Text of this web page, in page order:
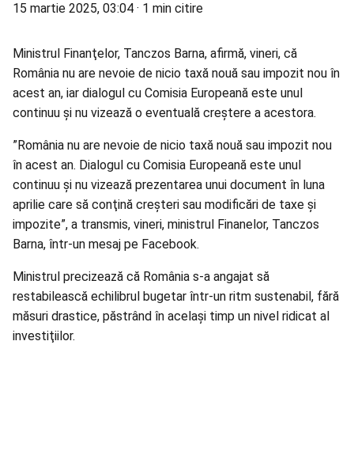
15 martie 2025, 03:04 · 1 min citire
Ministrul Finanţelor, Tanczos Barna, afirmă, vineri, că
România nu are nevoie de nicio taxă nouă sau impozit nou în
acest an, iar dialogul cu Comisia Europeană este unul
continuu şi nu vizează o eventuală creştere a acestora.
”România nu are nevoie de nicio taxă nouă sau impozit nou
în acest an. Dialogul cu Comisia Europeană este unul
continuu şi nu vizează prezentarea unui document în luna
aprilie care să conţină creşteri sau modificări de taxe şi
impozite”, a transmis, vineri, ministrul Finanelor, Tanczos
Barna, într-un mesaj pe Facebook.
Ministrul precizează că România s-a angajat să
restabilească echilibrul bugetar într-un ritm sustenabil, fără
măsuri drastice, păstrând în acelaşi timp un nivel ridicat al
investiţiilor.